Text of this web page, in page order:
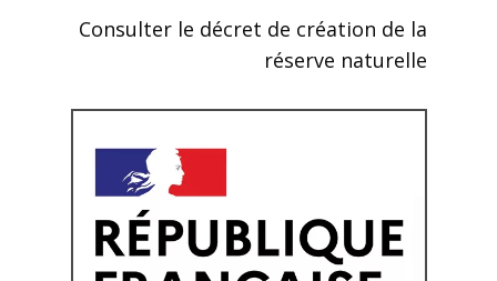
Consulter le décret de création de la
réserve naturelle